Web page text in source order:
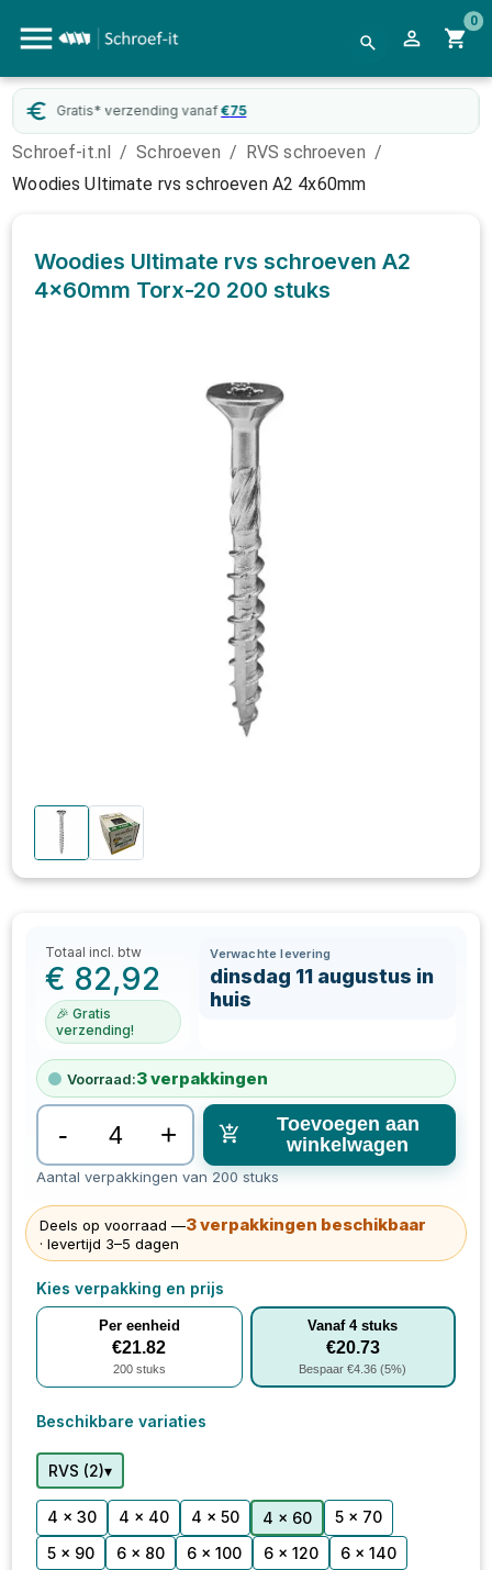
0
75
Schroef-it.nl / Schroeven / RVS schroeven /
Woodies Ultimate rvs schroeven A2 4x60mm
Woodies Ultimate rvs schroeven A2
4x60mm Torx-20 200 stuks
Totaal incl. btw
€ 82,92
🎉 Gratis
verzending!
Verwachte levering
dinsdag 11 augustus in
huis
Voorraad:3verpakkingen
- +
Toevoegen aan
winkelwagen
Aantal verpakkingen van 200 stuks
Deels op voorraad —3verpakkingen beschikbaar
· levertijd 3–5 dagen
Kies verpakking en prijs
Per eenheid
€21.82
200stuks
Vanaf4stuks
€20.73
Bespaar €4.36 (5%)
Beschikbare variaties
RVS (2)▾
4 x 30 4 x 40 4 x 50 4 x 60
5 x 70
5 x 90
6 x 80 6 x 100 6 x 120 6 x 140